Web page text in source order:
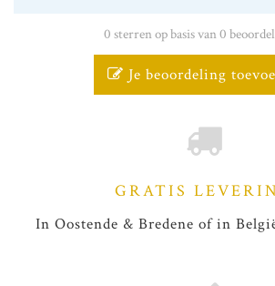
0 sterren op basis van 0
Je beoordeling
GRATIS
In Oostende & Bredene of in